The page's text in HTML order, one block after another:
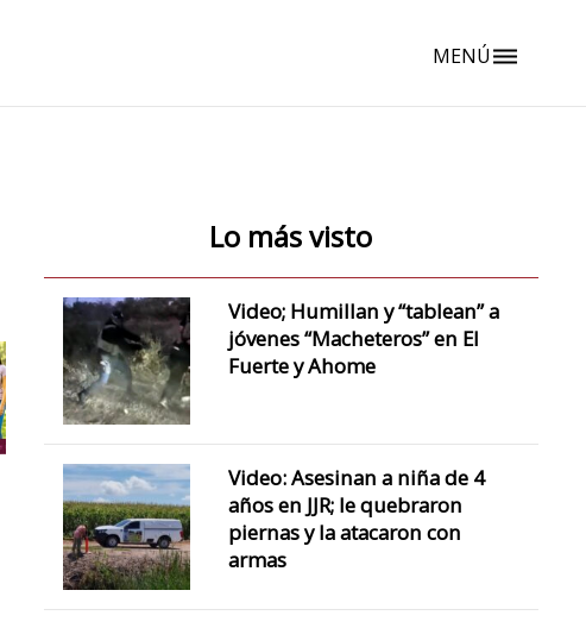
dehaze
MENÚ
Lo más visto
Video; Humillan y “tablean” a
jóvenes “Macheteros” en El
Fuerte y Ahome
Video: Asesinan a niña de 4
años en JJR; le quebraron
piernas y la atacaron con
armas